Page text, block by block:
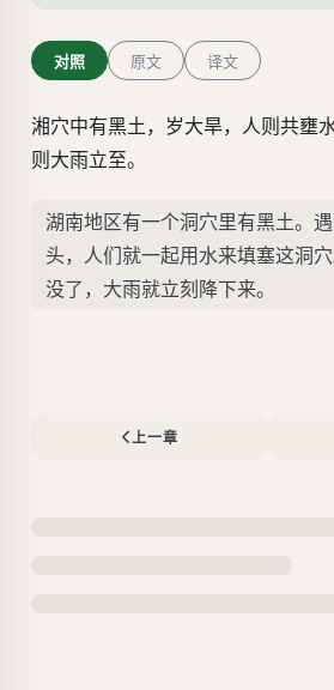
对照 原文 译文
湘穴中有黑土，岁大旱，人则共壅
则大雨立至。
湖南地区有一个洞穴里有黑土。
头，人们就一起用水来填塞这洞
没了，大雨就立刻降下来。
上一章